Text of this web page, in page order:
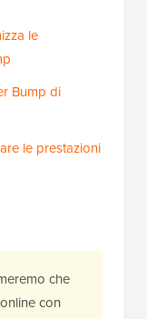
le
Bump di
le prestazioni
che
con